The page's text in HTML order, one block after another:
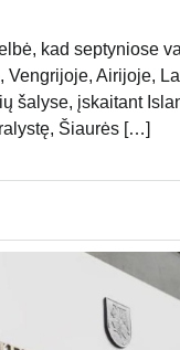
kad septyniose
Vengrijoje, Airijoje,
šalyse, įskaitant
Šiaurės […]